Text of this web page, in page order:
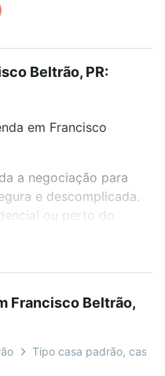
Beltrão, PR:
em Francisco
a negociação para
e descomplicada.
ou perto do
em Francisco Beltrão,
Agende uma visita
com mais de 46
ajudando na compra,
Francisco Beltrão,
Tipo casa padrão, casa